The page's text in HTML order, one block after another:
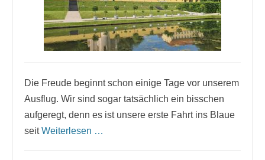
Die Freude beginnt schon einige Tage vor unserem
Ausflug. Wir sind sogar tatsächlich ein bisschen
aufgeregt, denn es ist unsere erste Fahrt ins Blaue
seitWeiterlesen …